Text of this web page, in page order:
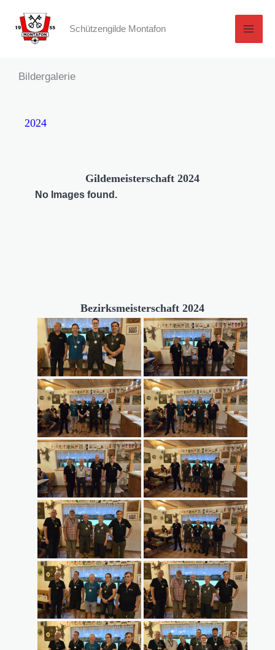
Inhalt
springen
Schützengilde Montafon
Bildergalerie
2024
Gildemeisterschaft 2024
No Images found.
Bezirksmeisterschaft 2024